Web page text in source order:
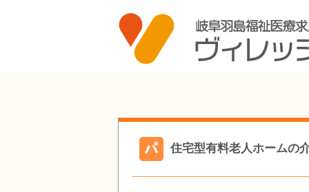
住宅型有料老人ホームの